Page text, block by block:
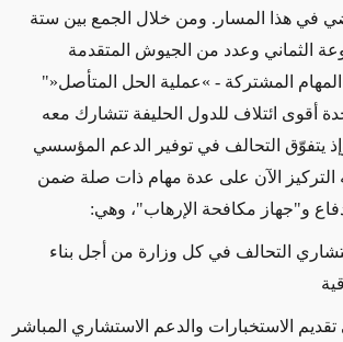
في هذا المسار. ومن خلال الجمع بين ستة
الثماني وعدد من الجيوش المتقدمة
المشتركة - »عملية الحل المتأصل«
"
أقوى ائتلاف للدول الحليفة تتشارك معه
يتفوّق التحالف في توفير الدعم المؤسسي
التركيز الآن على عدة مهام ذات صلة ضمن
و"جهاز مكافحة الإرهاب"، وهي:
التحالف في كل وزارة من أجل بناء
الاستخبارات والدعم الاستشاري المباشر